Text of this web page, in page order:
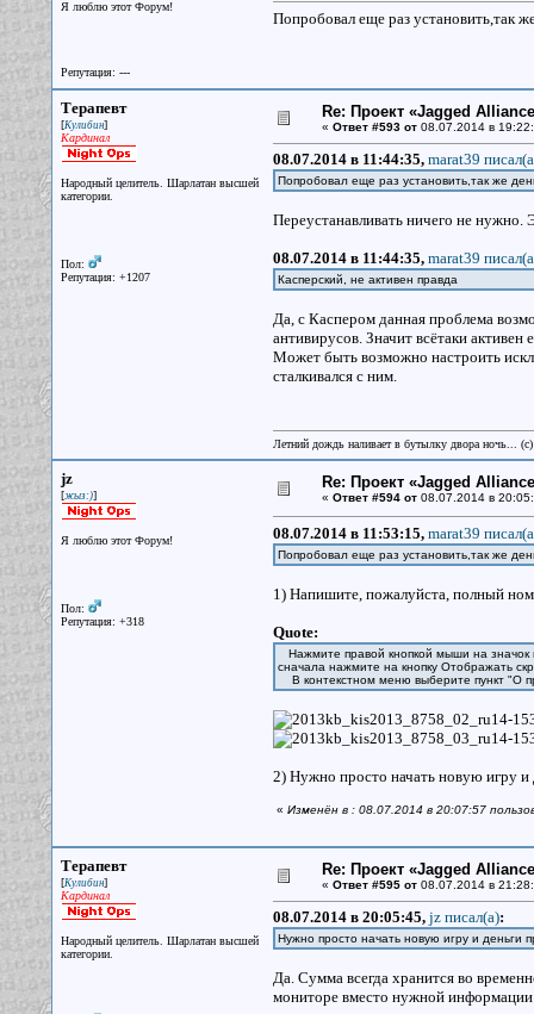
Я люблю этот Форум!
Репутация: ---
Попробовал еще раз установить,так
Терапевт
[Кулибин]
Кардинал
Народный целитель. Шарлатан высшей
категории.
Пол:
Репутация: +1207
Re: Проект «Jagged
« Ответ #593 от08.07.2014 в
08.07.2014 в 11:44:35, marat39
Попробовал еще раз установить,так же
Переустанавливать ничего не нужно.
08.07.2014 в 11:44:35, marat39
Касперский, не активен правда
Да, с Каспером данная проблема
антивирусов. Значит всётаки
Может быть возможно настроить
сталкивался с ним.
Летний дождь наливает в бутылку двора ночь...
jz
[жыз:)]
Я люблю этот Форум!
Пол:
Репутация: +318
Re: Проект «Jagged
« Ответ #594 от08.07.2014 в
08.07.2014 в 11:53:15, marat39
Попробовал еще раз установить,так же
1) Напишите, пожалуйста, полный
Quote:
Нажмите правой кнопкой мыши на значок
сначала нажмите на кнопку Отображать
В контекстном меню выберите пункт "О
2) Нужно просто начать новую игру и
« Изменён в : 08.07.2014 в 20:07:57
Терапевт
[Кулибин]
Кардинал
Народный целитель. Шарлатан высшей
категории.
Re: Проект «Jagged
« Ответ #595 от08.07.2014 в
08.07.2014 в 20:05:45, jz писал(a):
Нужно просто начать новую игру и деньги
Да. Сумма всегда хранится во
мониторе вместо нужной информации